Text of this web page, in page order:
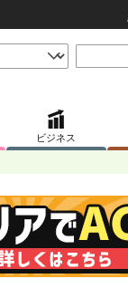
ビジネス